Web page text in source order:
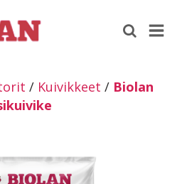
/ Kuivikkeet / Biolan